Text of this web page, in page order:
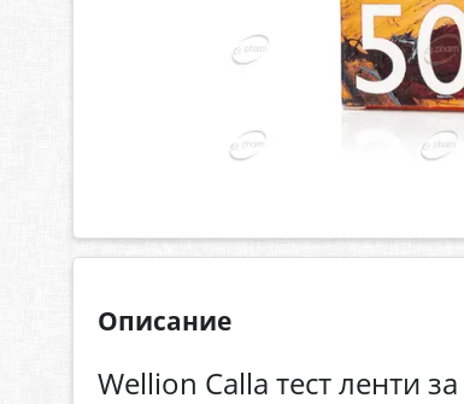
Описание
Wellion Calla тест ленти